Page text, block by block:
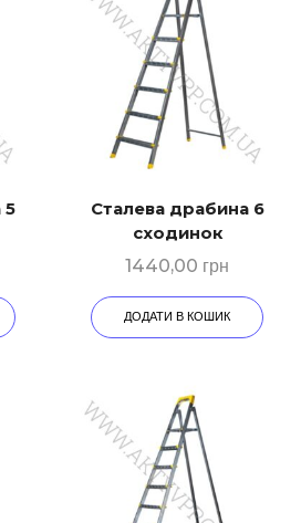
5
Сталева драбина 6
сходинок
1440,00 грн
ДОДАТИ В КОШИК